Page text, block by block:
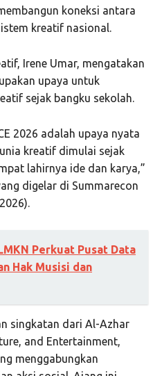
koneksi antara
kreatif nasional.
Irene Umar, mengatakan
upaya untuk
sejak bangku sekolah.
2026 adalah upaya nyata
kreatif dimulai sejak
lahirnya ide dan karya,”
digelar di Summarecon
Perkuat Pusat Data
Hak Musisi dan
singkatan dari Al-Azhar
and Entertainment,
menggabungkan